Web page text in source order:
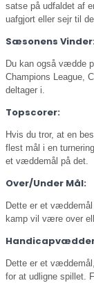
satse på udfaldet af
uafgjort eller sejr til
Sæsonens
Du kan også vædde
Champions League,
deltager i.
Topscorer:
Hvis du tror, at en
flest mål i en
et væddemål på det.
Over/Under Mål:
Dette er et
kamp vil være over
Dette er et
for at udligne spillet.